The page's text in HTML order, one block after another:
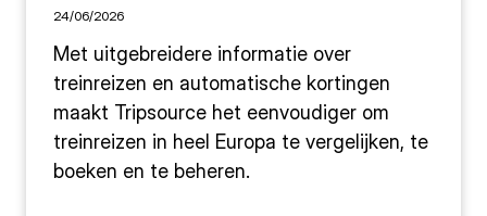
24/06/2026
Met uitgebreidere informatie over
treinreizen en automatische kortingen
maakt Tripsource het eenvoudiger om
treinreizen in heel Europa te vergelijken, te
boeken en te beheren.